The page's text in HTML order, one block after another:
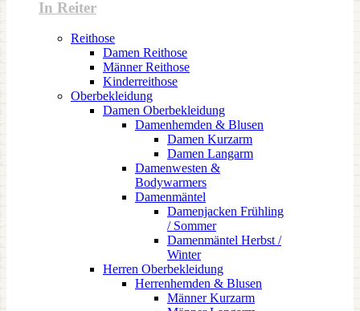
In Reiter
Reithose
Damen Reithose
Männer Reithose
Kinderreithose
Oberbekleidung
Damen Oberbekleidung
Damenhemden & Blusen
Damen Kurzarm
Damen Langarm
Damenwesten &
Bodywarmers
Damenmäntel
Damenjacken Frühling
/ Sommer
Damenmäntel Herbst /
Winter
Herren Oberbekleidung
Herrenhemden & Blusen
Männer Kurzarm